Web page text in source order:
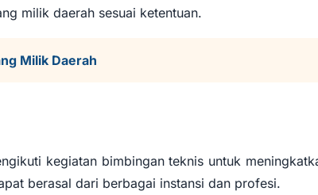
milik daerah sesuai ketentuan.
Milik Daerah
kegiatan bimbingan teknis untuk
berasal dari berbagai instansi dan profesi.